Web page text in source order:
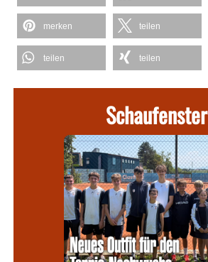
merken teilen
teilen teilen
Schaufenster